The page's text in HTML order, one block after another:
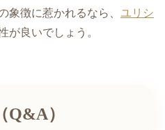
象徴に惹かれるなら、 ユリシ
が良いでしょう。
Q&A）